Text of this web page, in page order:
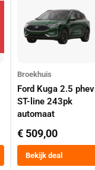
Broekhuis
Ford Kuga 2.5 phev
ST-line 243pk
automaat
€ 509,00
Bekijk deal